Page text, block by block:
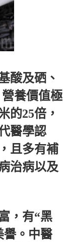
酸及硒、
養價值極
的25倍，
醫學認
且多有補
治病以及
，有“黑
譽。中醫